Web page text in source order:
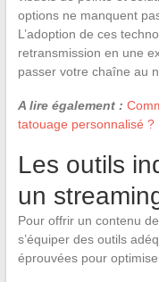
options ne manquent
L’adoption de ces
retransmission en une
passer votre chaîne au
A lire également :
tatouage personnalisé ?
Les outils
un
Pour offrir un contenu
s’équiper des outils
éprouvées pour